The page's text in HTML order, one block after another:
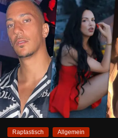
Raptastisch Allgemein